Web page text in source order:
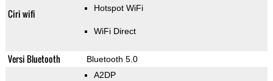
Ciri wifi Hotspot WiFi
WiFi Direct
Versi Bluetooth Bluetooth 5.0
A2DP